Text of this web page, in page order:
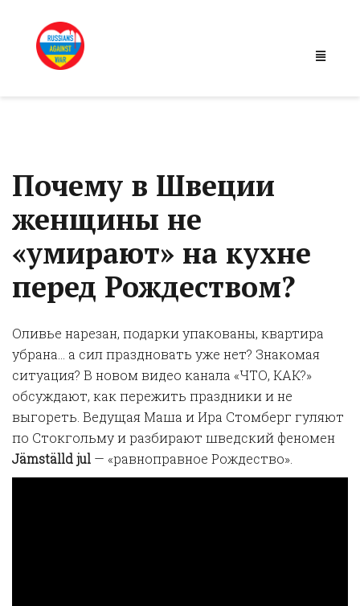
Почему в Швеции
женщины не
«умирают» на кухне
перед Рождеством?
Оливье нарезан, подарки упакованы, квартира
убрана… а сил праздновать уже нет? Знакомая
ситуация? В новом видео канала «ЧТО, КАК?»
обсуждают, как пережить праздники и не
выгореть. Ведущая Маша и Ира Стомберг гуляют
по Стокгольму и разбирают шведский феномен
Jämställd jul — «равноправное Рождество».